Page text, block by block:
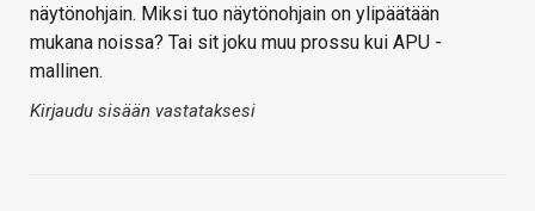
näytönohjain. Miksi tuo näytönohjain on ylipäätään
mukana noissa? Tai sit joku muu prossu kui APU -
mallinen.
Kirjaudu sisään vastataksesi